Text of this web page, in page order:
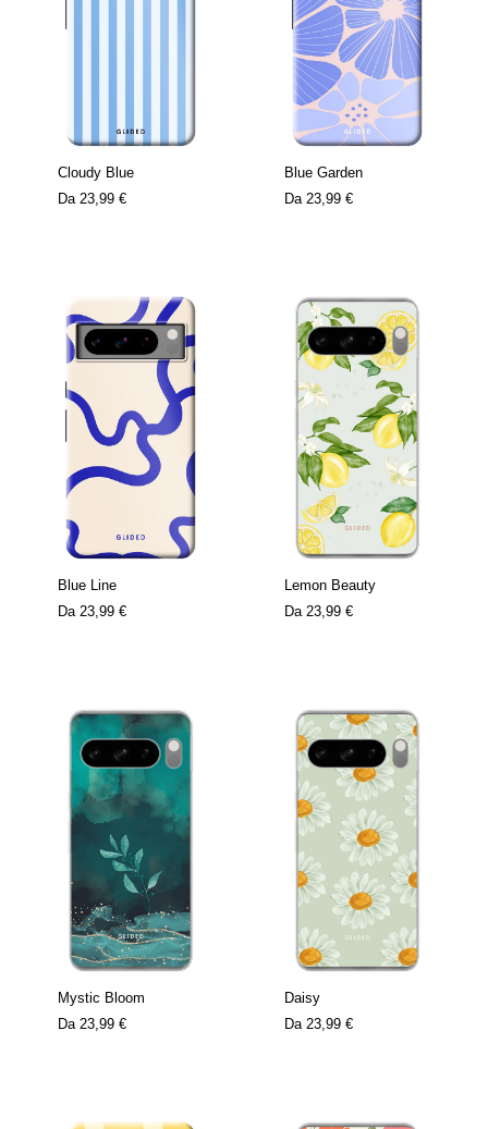
Cloudy Blue
Da 23,99 €
Blue Garden
Da 23,99 €
Blue Line
Da 23,99 €
Lemon Beauty
Da 23,99 €
Mystic Bloom
Da 23,99 €
Daisy
Da 23,99 €